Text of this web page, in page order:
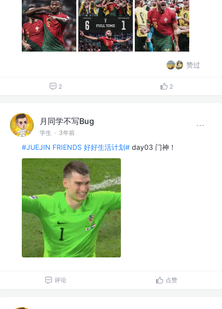
赞过
2 2
月同学不写Bug
学生 · 3年前
#JUEJIN FRIENDS 好好生活计划# day03 门神！
评论 点赞